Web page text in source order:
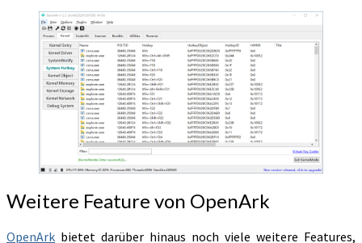
Weitere Feature von OpenArk
OpenArk bietet darüber hinaus noch viele weitere Features,